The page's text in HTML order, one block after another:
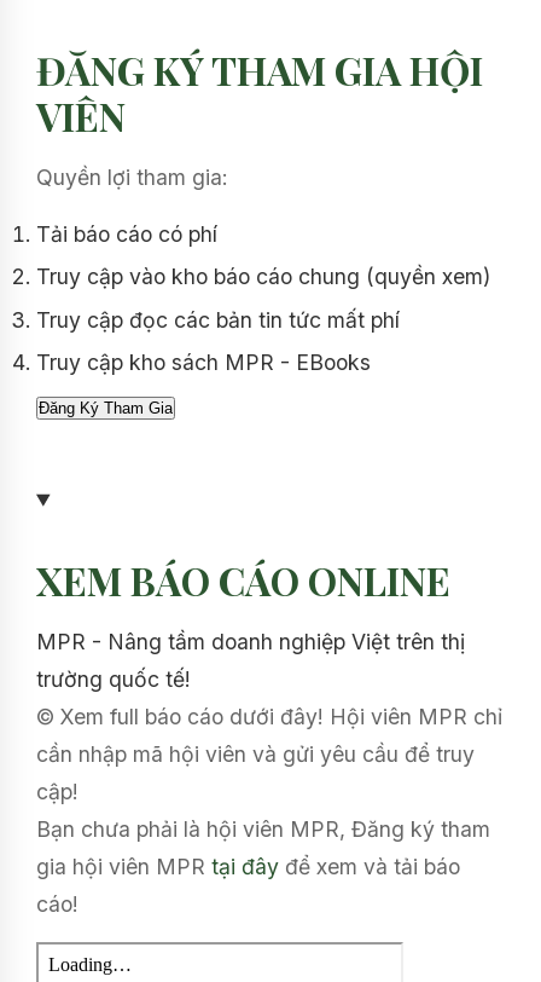
ĐĂNG KÝ THAM GIA HỘI
VIÊN
Quyền lợi tham gia:
Tải báo cáo có phí
Truy cập vào kho báo cáo chung (quyền xem)
Truy cập đọc các bản tin tức mất phí
Truy cập kho sách MPR - EBooks
XEM BÁO CÁO ONLINE
MPR - Nâng tầm doanh nghiệp Việt trên thị
trường quốc tế!
© Xem full báo cáo dưới đây! Hội viên MPR chỉ
cần nhập mã hội viên và gửi yêu cầu để truy
cập!
Bạn chưa phải là hội viên MPR, Đăng ký tham
gia hội viên MPR tại đây để xem và tải báo
cáo!